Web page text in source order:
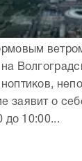
заявит о
до 10:00...